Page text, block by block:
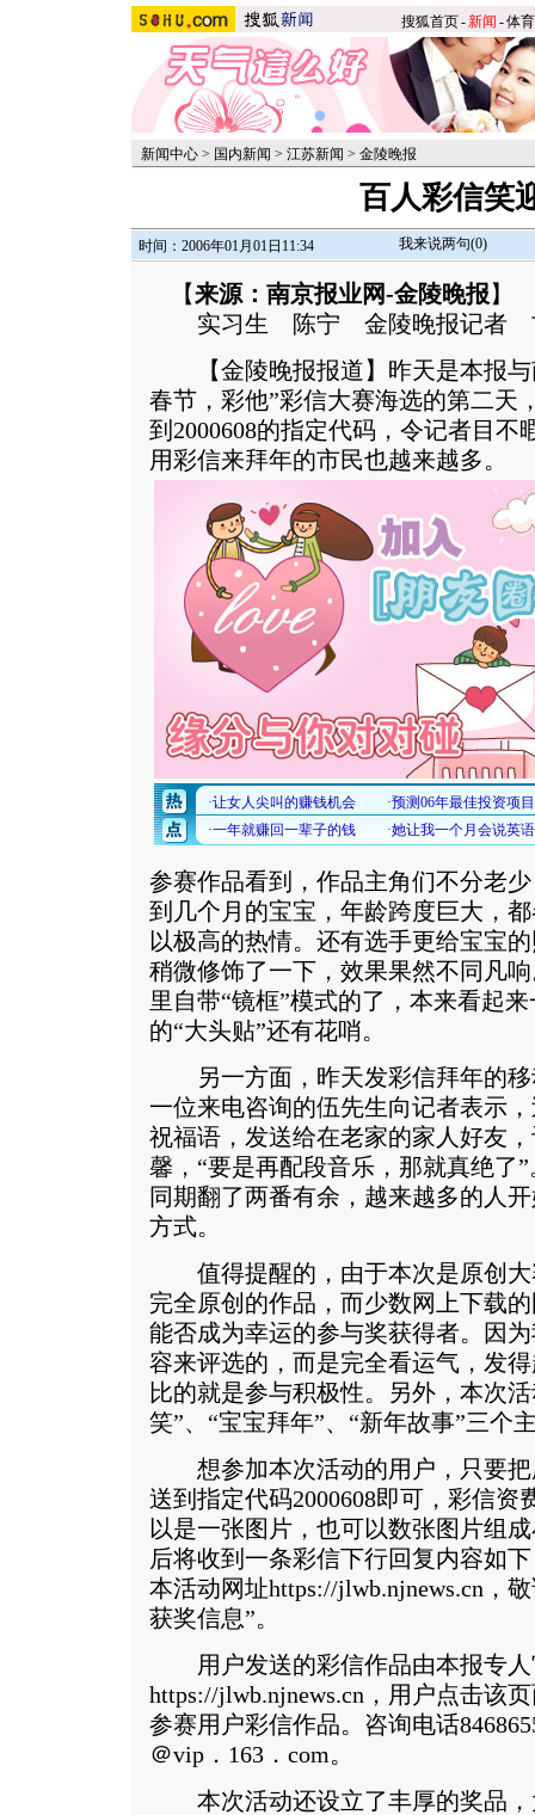
搜狐首页-新闻 -体育
新闻中心 > 国内新闻 > 江苏新闻 > 金陵晚报
百人彩信笑
时间：2006年01月01日11:34 我来说两句(0)
【来源：南京报业网-金陵晚报 】
实习生 陈宁 金陵晚报记者
【金陵晚报报道】昨天是本报与
春节，彩他”彩信大赛海选的第二天
到2000608的指定代码，令记者目不
用彩信来拜年的市民也越来越多。
参赛作品看到，作品主角们不分老
到几个月的宝宝，年龄跨度巨大，
以极高的热情。还有选手更给宝宝
稍微修饰了一下，效果果然不同凡
里自带“镜框”模式的了，本来看起
的“大头贴”还有花哨。
另一方面，昨天发彩信拜年的移
一位来电咨询的伍先生向记者表示
祝福语，发送给在老家的家人好友
馨，“要是再配段音乐，那就真绝了
同期翻了两番有余，越来越多的人
方式。
值得提醒的，由于本次是原创大
完全原创的作品，而少数网上下载
能否成为幸运的参与奖获得者。因
容来评选的，而是完全看运气，发
比的就是参与积极性。另外，本次
笑”、“宝宝拜年”、“新年故事”三个
想参加本次活动的用户，只要把
送到指定代码2000608即可，彩信资
以是一张图片，也可以数张图片组
后将收到一条彩信下行回复内容如
本活动网址https://jlwb.njnews.cn，
获奖信息”。
用户发送的彩信作品由本报专人
https://jlwb.njnews.cn，用户点击该
参赛用户彩信作品。咨询电话
＠vip．163．com。
本次活动还设立了丰厚的奖品，